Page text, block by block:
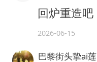
回炉重造吧
2026-06-15
巴黎街头挚ai莲